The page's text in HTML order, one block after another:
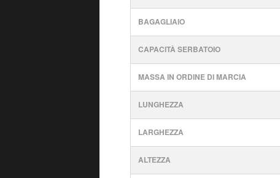
BAGAGLIAIO
CAPACITÀ SERBATOIO
MASSA IN ORDINE DI MARCIA
LUNGHEZZA
LARGHEZZA
ALTEZZA